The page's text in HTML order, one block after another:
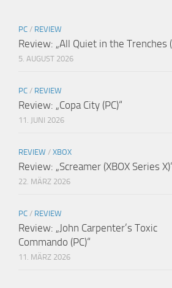
PC / REVIEW
Review: „All Quiet in the Trenches
5. AUGUST 2026
PC / REVIEW
Review: „Copa City (PC)“
11. JUNI 2026
REVIEW / XBOX
Review: „Screamer (XBOX Series
22. MÄRZ 2026
PC / REVIEW
Review: „John Carpenter’s Toxic
Commando (PC)“
11. MÄRZ 2026